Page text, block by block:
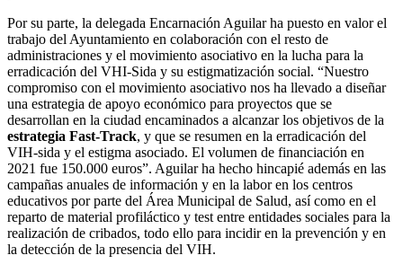
Por su parte, la delegada Encarnación Aguilar ha puesto en valor el
trabajo del Ayuntamiento en colaboración con el resto de
administraciones y el movimiento asociativo en la lucha para la
erradicación del VHI-Sida y su estigmatización social. “Nuestro
compromiso con el movimiento asociativo nos ha llevado a diseñar
una estrategia de apoyo económico para proyectos que se
desarrollan en la ciudad encaminados a alcanzar los objetivos de la
estrategia Fast-Track, y que se resumen en la erradicación del
VIH-sida y el estigma asociado. El volumen de financiación en
2021 fue 150.000 euros”. Aguilar ha hecho hincapié además en las
campañas anuales de información y en la labor en los centros
educativos por parte del Área Municipal de Salud, así como en el
reparto de material profiláctico y test entre entidades sociales para la
realización de cribados, todo ello para incidir en la prevención y en
la detección de la presencia del VIH.